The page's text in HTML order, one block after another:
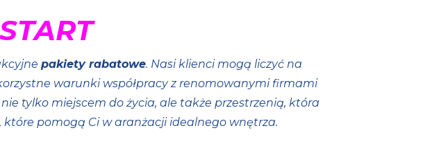
pakiety rabatowe. Nasi klienci mogą liczyć na
warunki współpracy z renomowanymi firmami
tylko miejscem do życia, ale także przestrzenią, która
pomogą Ci w aranżacji idealnego wnętrza.